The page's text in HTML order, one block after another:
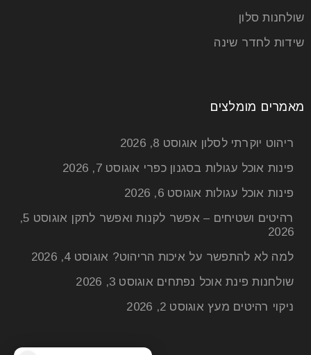
שולחנות סלון
שידות לחדר שינה
מאמרים מומלצים
ריהוט יוקרתי לסלון אוגוסט 8, 2026
פינות אוכל עגולות בסגנון כפרי אוגוסט 7, 2026
פינות אוכל עגולות אוגוסט 6, 2026
רהיטים ושטיחים – אפשר לקנות ואפשר לתקן
אוגוסט 5,
2026
למה לא להתפשר על איכות הריהוט? אוגוסט 4, 2026
שולחנות פינת אוכל נפתחים אוגוסט 3, 2026
ניקוי רהיטים מעץ אוגוסט 2, 2026